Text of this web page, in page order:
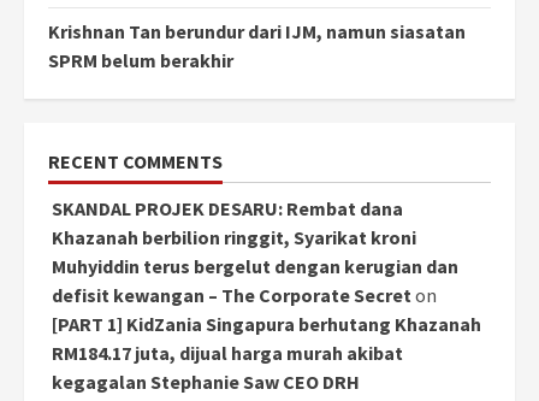
Krishnan Tan berundur dari IJM, namun siasatan
SPRM belum berakhir
RECENT COMMENTS
SKANDAL PROJEK DESARU: Rembat dana
Khazanah berbilion ringgit, Syarikat kroni
Muhyiddin terus bergelut dengan kerugian dan
defisit kewangan – The Corporate Secret on
[PART 1] KidZania Singapura berhutang Khazanah
RM184.17 juta, dijual harga murah akibat
kegagalan Stephanie Saw CEO DRH